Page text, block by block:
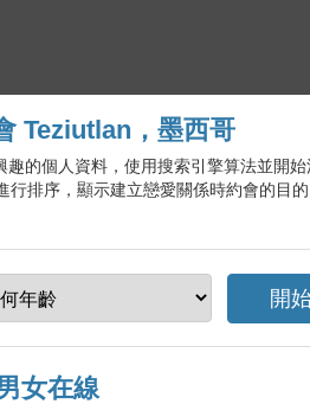
Teziutlan，墨西哥
的個人資料，使用搜索引擎算法並開
排序，顯示建立戀愛關係時約會的目
女在線